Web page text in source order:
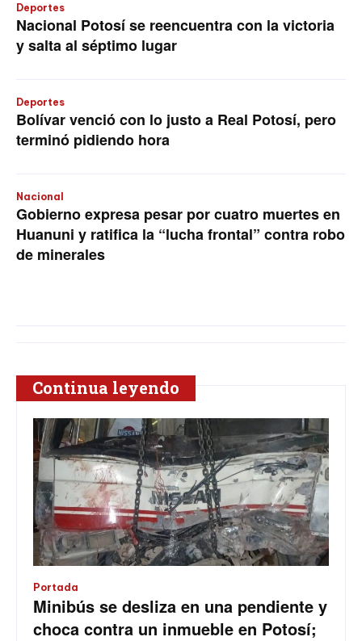
Deportes
Nacional Potosí se reencuentra con la victoria
y salta al séptimo lugar
Deportes
Bolívar venció con lo justo a Real Potosí, pero
terminó pidiendo hora
Nacional
Gobierno expresa pesar por cuatro muertes en
Huanuni y ratifica la “lucha frontal” contra robo
de minerales
Continua leyendo
Portada
Minibús se desliza en una pendiente y
choca contra un inmueble en Potosí;